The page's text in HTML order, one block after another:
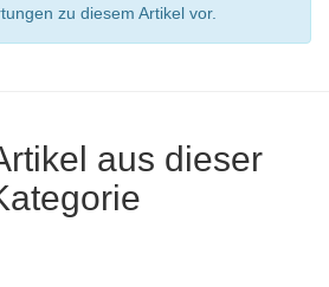
zu diesem Artikel vor.
aus dieser